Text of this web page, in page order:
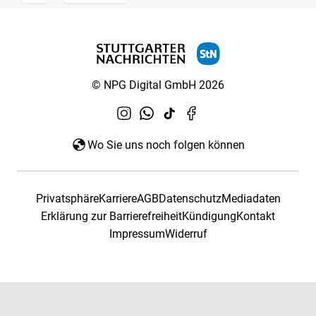
© NPG Digital GmbH 2026
Wo Sie uns noch folgen können
PrivatsphäreKarriereAGBDatenschutzMediadaten
Erklärung zur BarrierefreiheitKündigungKontakt
ImpressumWiderruf